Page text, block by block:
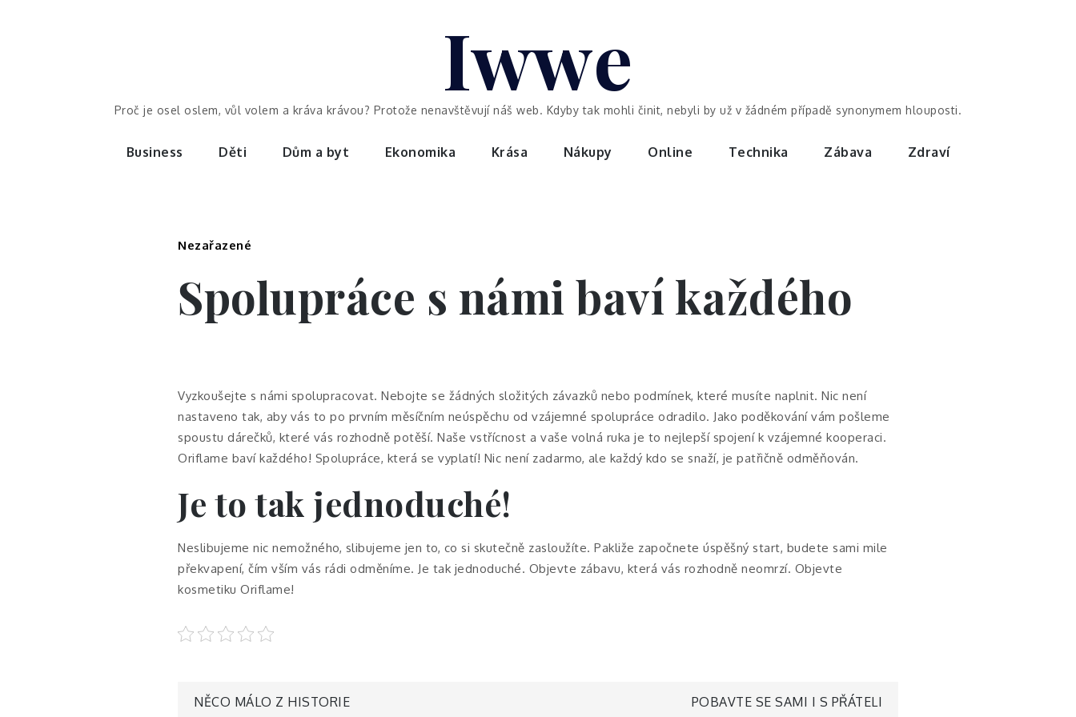
Iwwe
Proč je osel oslem, vůl volem a kráva krávou? Protože nenavštěvují náš web. Kdyby tak mohli činit, nebyli by už v žádném případě synonymem hlouposti.
Business Děti Dům a byt Ekonomika Krása Nákupy Online Technika Zábava Zdraví
Nezařazené
Spolupráce s námi baví každého
Vyzkoušejte s námi spolupracovat. Nebojte se žádných složitých závazků nebo podmínek, které musíte naplnit. Nic není
nastaveno tak, aby vás to po prvním měsíčním neúspěchu od vzájemné spolupráce odradilo. Jako poděkování vám pošleme
spoustu dárečků, které vás rozhodně potěší. Naše vstřícnost a vaše volná ruka je to nejlepší spojení k vzájemné kooperaci.
Oriflame baví každého! Spolupráce, která se vyplatí! Nic není zadarmo, ale každý kdo se snaží, je patřičně odměňován.
Je to tak jednoduché!
Neslibujeme nic nemožného, slibujeme jen to, co si skutečně zasloužíte. Pakliže započnete úspěšný start, budete sami mile
překvapení, čím vším vás rádi odměníme. Je tak jednoduché. Objevte zábavu, která vás rozhodně neomrzí. Objevte
kosmetiku Oriflame!
NĚCO MÁLO Z HISTORIE POBAVTE SE SAMI I S PŘÁTELI